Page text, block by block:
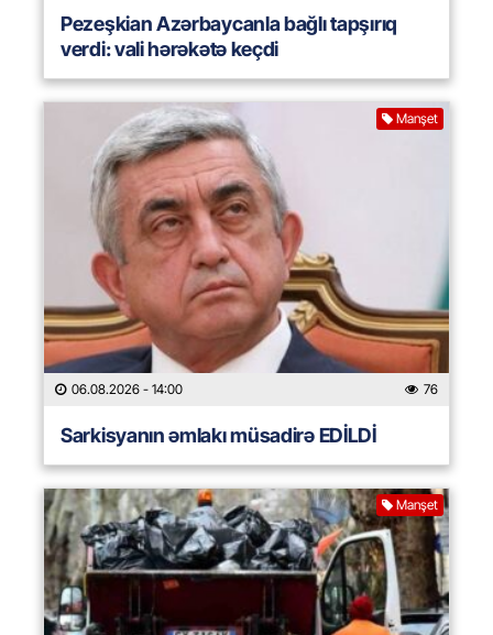
Pezeşkian Azərbaycanla bağlı tapşırıq
verdi: vali hərəkətə keçdi
Manşet
06.08.2026 - 14:00 76
Sarkisyanın əmlakı müsadirə EDİLDİ
Manşet